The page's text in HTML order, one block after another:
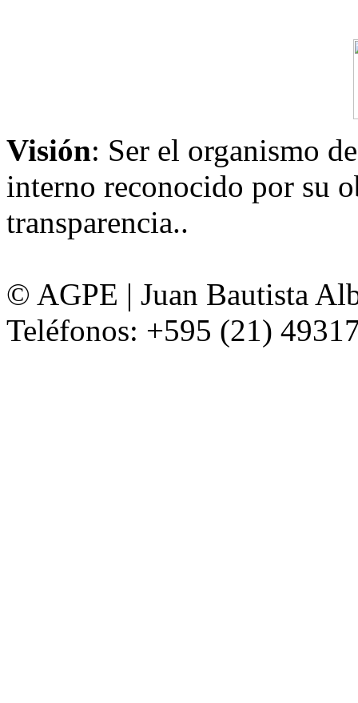
Visión: Ser el organismo
interno reconocido por su
transparencia..
© AGPE | Juan Bautista
Teléfonos: +595 (21)